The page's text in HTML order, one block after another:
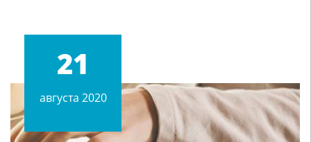
21
августа 2020